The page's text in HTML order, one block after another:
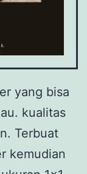
yang bisa
kualitas
Terbuat
kemudian